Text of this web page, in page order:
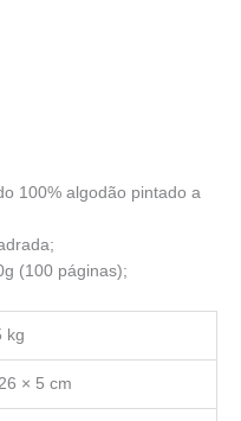
100% algodão pintado a
(100 páginas);
kg
× 5 cm